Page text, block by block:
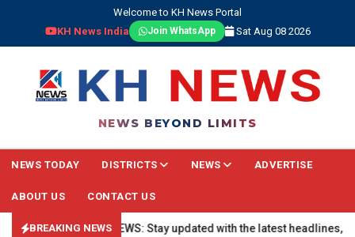
Welcome to KH News Portal
KH News India
Join WhatsApp Sat Aug 08 2026
NEWS BEYOND LIMITS
NEWS TODAY DISTRICTS NEWS ADVERTISE
ABOUT US CONTACT US
BREAKING NEWS
🔴 BREAKING NEWS: Stay updated with the latest headlines,